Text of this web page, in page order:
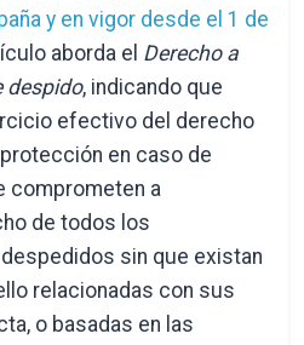
y en vigor desde el 1 de
aborda el Derecho a
despido, indicando que
efectivo del derecho
en caso de
comprometen a
de todos los
sin que existan
relacionadas con sus
o basadas en las